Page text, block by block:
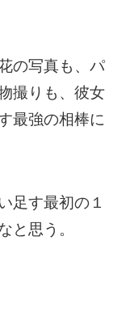
の写真も、パ
撮りも、彼女
最強の相棒に
足す最初の１
と思う。